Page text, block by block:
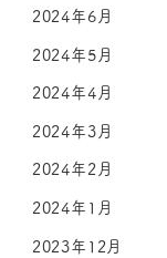
2024年6月
2024年5月
2024年4月
2024年3月
2024年2月
2024年1月
2023年12月